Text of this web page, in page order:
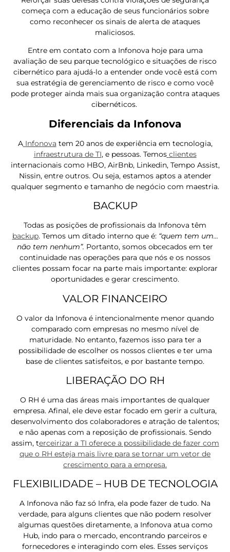
começa com a educação de seus funcionários sobre
como reconhecer os sinais de alerta de ataques
maliciosos.
Entre em contato com a Infonova hoje para uma
avaliação de seu parque tecnológico e situações de risco
cibernético para ajudá-lo a entender onde você está com
sua estratégia de gerenciamento de risco e como você
pode proteger ainda mais sua organização contra ataques
cibernéticos.
Diferenciais da Infonova
A Infonova tem 20 anos de experiência em tecnologia,
infraestrutura de TI, e pessoas. Temos clientes
internacionais como HBO, AirBnb, Linkedin, Tempo Assist,
Nissin, entre outros. Ou seja, estamos aptos a atender
qualquer segmento e tamanho de negócio com maestria.
BACKUP
Todas as posições de profissionais da Infonova têm
backup. Temos um ditado interno que é: “quem tem um…
não tem nenhum”. Portanto, somos obcecados em ter
continuidade nas operações para que nós e os nossos
clientes possam focar na parte mais importante: explorar
oportunidades e gerar crescimento.
VALOR FINANCEIRO
O valor da Infonova é intencionalmente menor quando
comparado com empresas no mesmo nível de
maturidade. No entanto, fazemos isso para ter a
possibilidade de escolher os nossos clientes e ter uma
base de clientes satisfeitos, e por bastante tempo.
LIBERAÇÃO DO RH
O RH é uma das áreas mais importantes de qualquer
empresa. Afinal, ele deve estar focado em gerir a cultura,
desenvolvimento dos colaboradores e atração de talentos;
e não apenas com a reposição de profissionais. Sendo
assim, terceirizar a TI oferece a possibilidade de fazer com
que o RH esteja mais livre para se tornar um vetor de
crescimento para a empresa.
FLEXIBILIDADE – HUB DE TECNOLOGIA
A Infonova não faz só Infra, ela pode fazer de tudo. Na
verdade, para alguns clientes que não podem resolver
algumas questões diretamente, a Infonova atua como
Hub, indo para o mercado, encontrando parceiros e
fornecedores e interagindo com eles. Esses serviços